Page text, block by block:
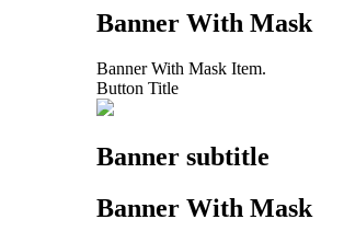
Banner With Mask
Banner With Mask Item.
Button Title
Banner subtitle
Banner With Mask